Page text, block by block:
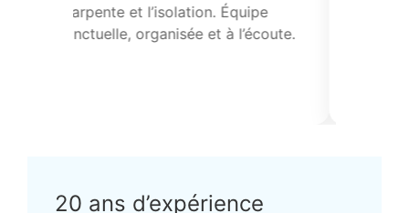
Équipe
et à l’écoute.
pose de solins et contrôle
points singuliers. Travail
20 ans d’expérience